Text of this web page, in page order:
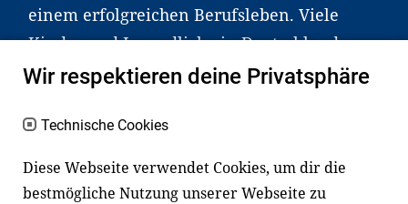
einem erfolgreichen Berufsleben. Viele
Kinder und Jugendliche in Deutschland
haben aber große Schwierigkeiten dabei.
an Familien sowie an Erzieher*innen,
Fachexpert*innen. Dafür arbeiten wir eng
Wir respektieren deine Privatsphäre
Technische Cookies
Diese Webseite verwendet Cookies, um dir die
bestmögliche Nutzung unserer Webseite zu